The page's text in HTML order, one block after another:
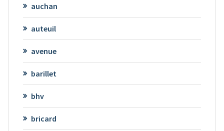
auchan
auteuil
avenue
barillet
bhv
bricard